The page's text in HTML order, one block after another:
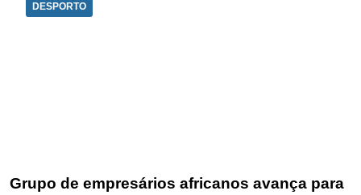
DESPORTO
Grupo de empresários africanos avança para